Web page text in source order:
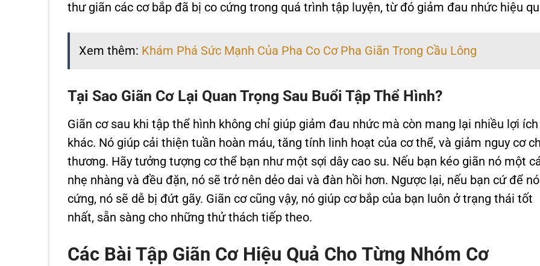
thư giãn các cơ bắp đã bị co cứng trong quá trình tập luyện, từ đó giảm đau nhức hiệu
Xem thêm: Khám Phá Sức Mạnh Của Pha Co Cơ Pha Giãn Trong Cầu Lông
Tại Sao Giãn Cơ Lại Quan Trọng Sau Buổi Tập Thể Hình?
Giãn cơ sau khi tập thể hình không chỉ giúp giảm đau nhức mà còn mang lại nhiều lợi ích
khác. Nó giúp cải thiện tuần hoàn máu, tăng tính linh hoạt của cơ thể, và giảm nguy cơ
thương. Hãy tưởng tượng cơ thể bạn như một sợi dây cao su. Nếu bạn kéo giãn nó một
nhẹ nhàng và đều đặn, nó sẽ trở nên dẻo dai và đàn hồi hơn. Ngược lại, nếu bạn cứ để
cứng, nó sẽ dễ bị đứt gãy. Giãn cơ cũng vậy, nó giúp cơ bắp của bạn luôn ở trạng thái tốt
nhất, sẵn sàng cho những thử thách tiếp theo.
Các Bài Tập Giãn Cơ Hiệu Quả Cho Từng Nhóm Cơ